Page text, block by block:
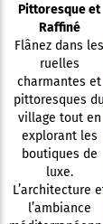
Pittoresque et
Raffiné
Flânez dans les
ruelles
charmantes et
pittoresques du
village tout en
explorant les
boutiques de
luxe.
L’architecture
l’ambiance